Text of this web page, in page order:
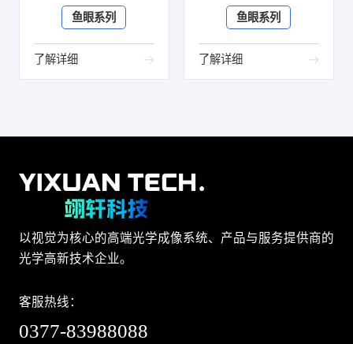
鱼眼系列
了解详细
鱼眼系列
了解详细
以视觉为核心的高端光学成像系统、产品与服务提供商的
光学高新技术企业。
客服热线：
0377-83988088